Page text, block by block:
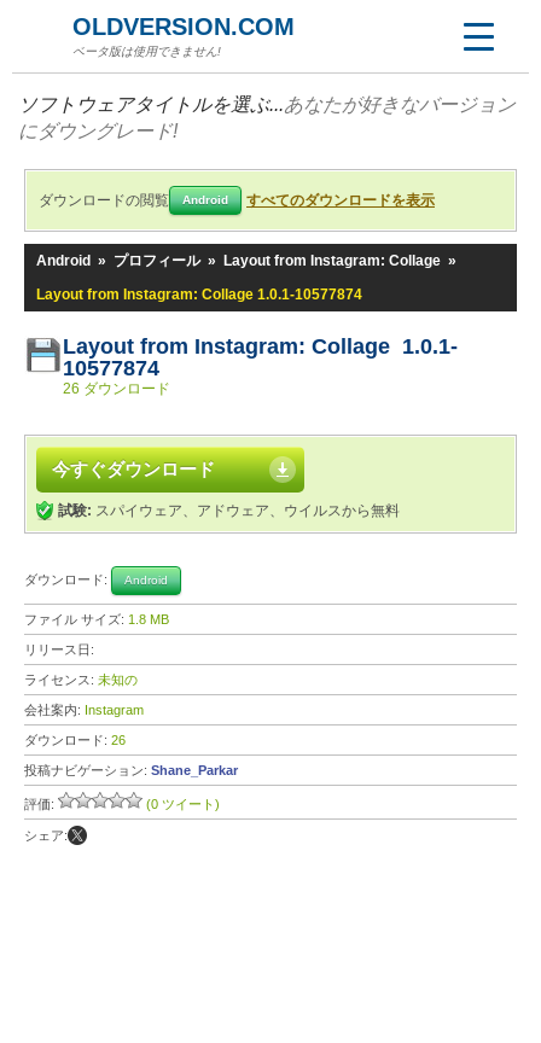
OLDVERSION.COM
ベータ版は使用できません!
ソフトウェアタイトルを選ぶ...あなたが好きなバージョン
にダウングレード!
ダウンロードの閲覧 Android すべてのダウンロードを表示
Android » プロフィール » Layout from Instagram: Collage »
Layout from Instagram: Collage 1.0.1-10577874
Layout from Instagram: Collage 1.0.1-
10577874
26 ダウンロード
今すぐダウンロード
試験: スパイウェア、アドウェア、ウイルスから無料
ダウンロード: Android
ファイル サイズ: 1.8 MB
リリース日:
ライセンス: 未知の
会社案内: Instagram
ダウンロード: 26
投稿ナビゲーション: Shane_Parkar
評価: (0 ツイート)
シェア: